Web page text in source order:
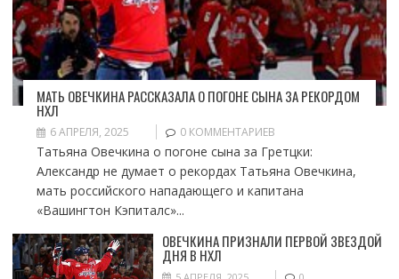
МАТЬ ОВЕЧКИНА РАССКАЗАЛА О ПОГОНЕ СЫНА ЗА РЕКОРДОМ
НХЛ
6 АПРЕЛЯ, 2025 0 КОММЕНТАРИЕВ
Татьяна Овечкина о погоне сына за Гретцки:
Александр не думает о рекордах Татьяна Овечкина,
мать российского нападающего и капитана
«Вашингтон Кэпиталс»...
ОВЕЧКИНА ПРИЗНАЛИ ПЕРВОЙ ЗВЕЗДОЙ
ДНЯ В НХЛ